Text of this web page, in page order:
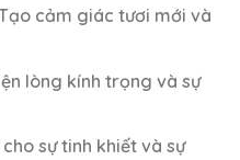
cảm giác tươi mới và
lòng kính trọng và sự
sự tinh khiết và sự